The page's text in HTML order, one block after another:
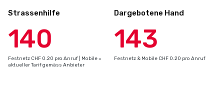
Strassenhilfe
140
Festnetz CHF 0.20 pro Anruf | Mobile =
aktueller Tarif gemäss Anbieter
Dargebotene Hand
143
Festnetz & Mobile CHF 0.20 pro Anruf